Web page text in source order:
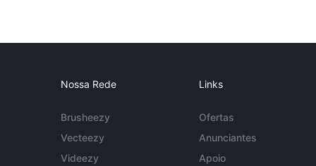
Nossa Rede
Brusheezy
Vecteezy
Videezy
Links
Ofertas
Anunciantes
Apoio